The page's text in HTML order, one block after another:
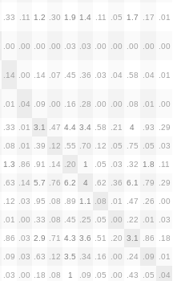
.33 .11 1.2 .30 1.9 1.4 .11 .05 1.7 .17 .01
.00 .00 .00 .00 .03 .03 .00 .00 .00 .00 .00
.14 .00 .14 .07 .45 .36 .03 .04 .58 .04 .01
.01 .04 .09 .00 .16 .28 .00 .00 .08 .01 .00
.33 .01 3.1 .47 4.4 3.4 .58 .21 4 .93 .29
.08 .01 .39 .12 .55 .70 .12 .05 .75 .05 .03
1.3 .86 .91 .14 .20 1 .05 .03 .32 1.8 .11
.63 .14 5.7 .76 6.2 4 .62 .36 6.1 .79 .29
.12 .03 .95 .08 .89 1.1 .08 .01 .47 .26 .00
.01 .00 .33 .08 .45 .25 .05 .00 .22 .01 .03
.86 .03 2.9 .71 4.3 3.6 .51 .20 3.1 .86 .18
.09 .03 .63 .12 3.5 .34 .16 .00 .24 .09 .01
.03 .00 .18 .08 1 .09 .05 .00 .43 .05 .04